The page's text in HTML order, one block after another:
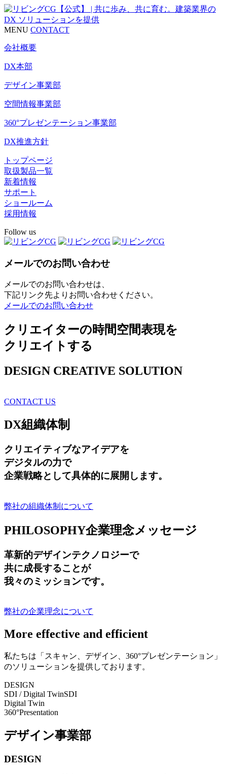
MENU CONTACT
会社概要
DX本部
デザイン事業部
空間情報事業部
360°プレゼンテーション事業部
DX推進方針
トップページ
取扱製品一覧
新着情報
サポート
ショールーム
採用情報
Follow us
メールでのお問い合わせ
メールでのお問い合わせは、
下記リンク先よりお問い合わせください。
メールでのお問い合わせ
クリエイターの時間空間表現を
クリエイトする
DESIGN CREATIVE SOLUTION
CONTACT US
DX組織体制
クリエイティブなアイデアを
デジタルの力で
企業戦略として具体的に展開します。
弊社の組織体制について
PHILOSOPHY企業理念メッセージ
革新的デザインテクノロジーで
共に成長することが
我々のミッションです。
弊社の企業理念について
More effective and efficient
私たちは「スキャン、デザイン、360°プレゼンテーション」
のソリューションを提供しております。
DESIGN
SDI / Digital TwinSDI
Digital Twin
360°Presentation
デザイン事業部
DESIGN